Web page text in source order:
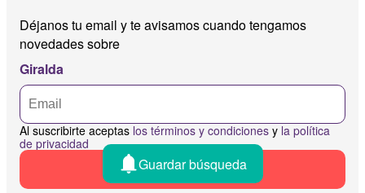
Déjanos tu email y te avisamos cuando tengamos
novedades sobre
Giralda
Al suscribirte aceptas los términos y condiciones y la política
de privacidad
Recibir alertas
Guardar búsqueda